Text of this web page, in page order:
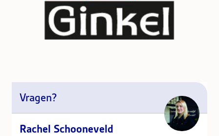
Vragen?
Rachel Schooneveld